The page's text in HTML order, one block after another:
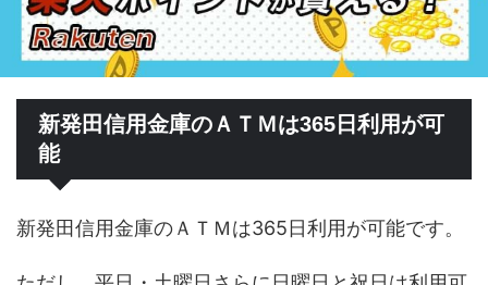
新発田信用金庫のＡＴＭは365日利用が可
能
新発田信用金庫のＡＴＭは365日利用が可能です。